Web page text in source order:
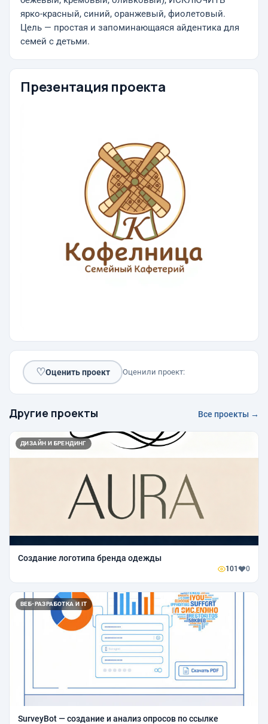
ярко-красный, синий, оранжевый, фиолетовый.
Цель — простая и запоминающаяся айдентика для
семей с детьми.
Презентация проекта
♡Оценить проект Оценили проект:
Другие проекты Все проекты →
ДИЗАЙН И БРЕНДИНГ
Создание логотипа бренда одежды
101 0
ВЕБ-РАЗРАБОТКА И IT
SurveyBot — создание и анализ опросов по ссылке